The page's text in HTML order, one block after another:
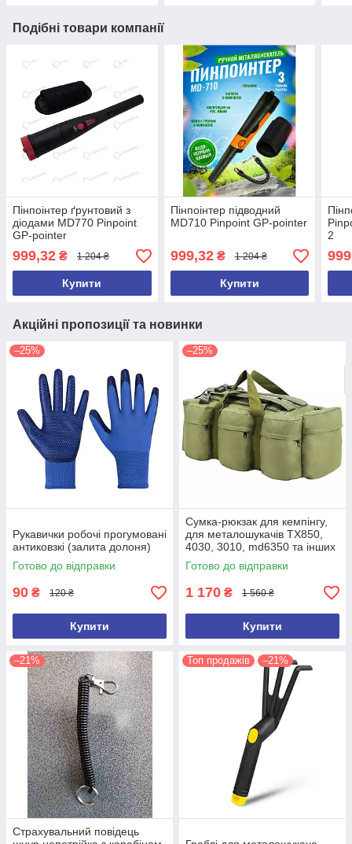
Подібні товари компанії
Пінпоінтер ґрунтовий з
діодами MD770 Pinpoint
GP-pointer
999,32 ₴ 1 204 ₴
Купити
Пінпоінтер підводний
MD710 Pinpoint GP-pointer
999,32₴ 1 204 ₴
Купити
2
Акційні пропозиції та новинки
–25%
Рукавички робочі прогумовані
антиковзкі (залита долоня)
Готово до відправки
90 ₴ 120 ₴
Купити
–25%
Сумка-рюкзак для кемпінгу,
для металошукачів TX850,
4030, 3010, md6350 та інших
(ємність 100 л)
Готово до відправки
1 170 ₴ 1 560 ₴
Купити
–21%
Страхувальний повідець
Топ продажів –21%